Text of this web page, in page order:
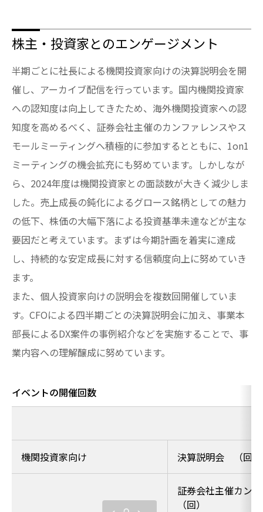
株主・投資家とのエンゲージメント
半期ごとに社長による機関投資家向けの決算説明会を開
催し、アーカイブ配信を行っています。国内機関投資家
への認知度は向上してきたため、海外機関投資家への認
知度を高めるべく、証券会社主催のカンファレンスやス
モールミーティングへ積極的に参加するとともに、1on1
ミーティングの機会拡充にも努めています。しかしなが
ら、2024年度は機関投資家との面談数が大きく減少しま
した。売上成長の鈍化によるグロース銘柄としての魅力
の低下、株価の大幅下落による投資基準未達などが主な
要因だと考えています。まずは今期計画を着実に達成
し、持続的な安定成長に対する信頼度向上に努めていき
ます。
また、個人投資家向けの説明会を複数回開催していま
す。CFOによる四半期ごとの決算説明会に加え、事業本
部長によるDX案件の事例紹介などを実施することで、事
業内容への理解醸成に努めています。
イベントの開催回数
機関投資家向け 決算説明会 （回）
証券会社主催カン
（回）